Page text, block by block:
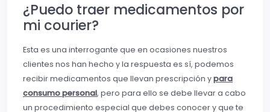
¿Puedo traer medicamentos por
mi courier?
Esta es una interrogante que en ocasiones nuestros
clientes nos han hecho y la respuesta es sí, podemos
recibir medicamentos que llevan prescripción ypara
consumo personal, pero para ello se debe llevar a cabo
un procedimiento especial que debes conocer y que te